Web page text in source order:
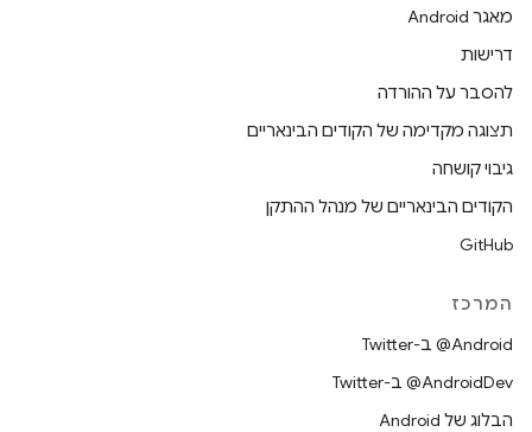
מאגר Android
דרישות
להסבר על ההורדה
תצוגה מקדימה של הקודים הבינאריים
גיבוי קושחה
הקודים הבינאריים של מנהל ההתקן
GitHub
המרכז
‎@Android ב-Twitter
‎@AndroidDev ב-Twitter
הבלוג של Android